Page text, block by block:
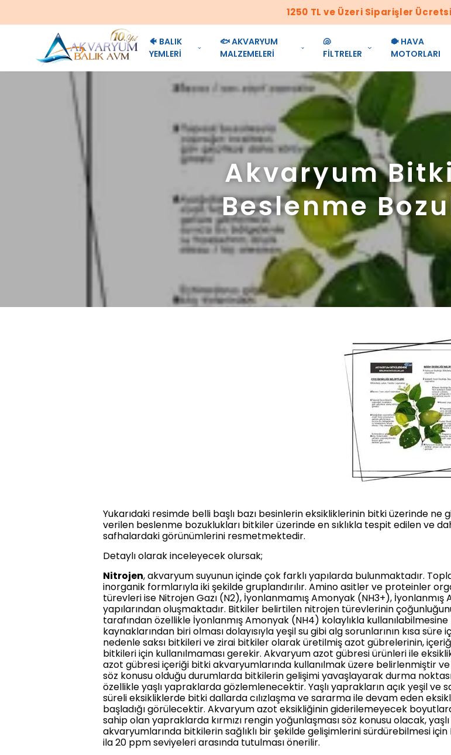
1250 TL ve Üzeri Siparişler
🐠 BALIK
YEMLERİ
🐟 AKVARYUM
MALZEMELERİ
🐚
FİLTRELER
🐡 HAVA
MOTORLARI
Akvaryum
Beslenme
Yukarıdaki resimde belli başlı bazı besinlerin eksikliklerinin bitki üzerinde
verilen beslenme bozuklukları bitkiler üzerinde en sıklıkla tespit edilen ve
safhalardaki görünümlerini resmetmektedir.
Detaylı olarak inceleyecek olursak;
Nitrojen, akvaryum suyunun içinde çok farklı yapılarda bulunmaktadır.
inorganik formlarıyla iki şekilde gruplandırılır. Amino asitler ve proteinler
türevleri ise Nitrojen Gazı (N2), İyonlanmamış Amonyak (NH3+),
yapılarından oluşmaktadır. Bitkiler belirtilen nitrojen türevlerinin
tarafından özellikle İyonlanmış Amonyak (NH4) kolaylıkla
kaynaklarından biri olması dolayısıyla yeşil su gibi alg sorunlarının kısa
nedenle saksı bitkileri ve zirai bitkiler olarak üretilmiş azot gübrelerinin,
bitkileri için kullanılmaması gerekir. Akvaryum azot gübresi ürünleri ile
azot gübresi içeriği bitki akvaryumlarında kullanılmak üzere belirlenmiştir
söz konusu olduğu durumlarda bitkilerin gelişimi yavaşlayarak durma
özellikle yaşlı yapraklarda gözlemlenecektir. Yaşlı yaprakların açık yeşil
süreli eksikliklerde bitki dallarda cılızlaşma ve sararma ile devam eden
başladığı görülecektir. Akvaryum azot eksikliğinin giderilemeyecek
sahip olan yapraklarda kırmızı rengin yoğunlaşması söz konusu olacak,
akvaryumlarında bitkilerin sağlıklı bir şekilde gelişimlerini sürdürebilmesi
ila 20 ppm seviyeleri arasında tutulması önerilir.